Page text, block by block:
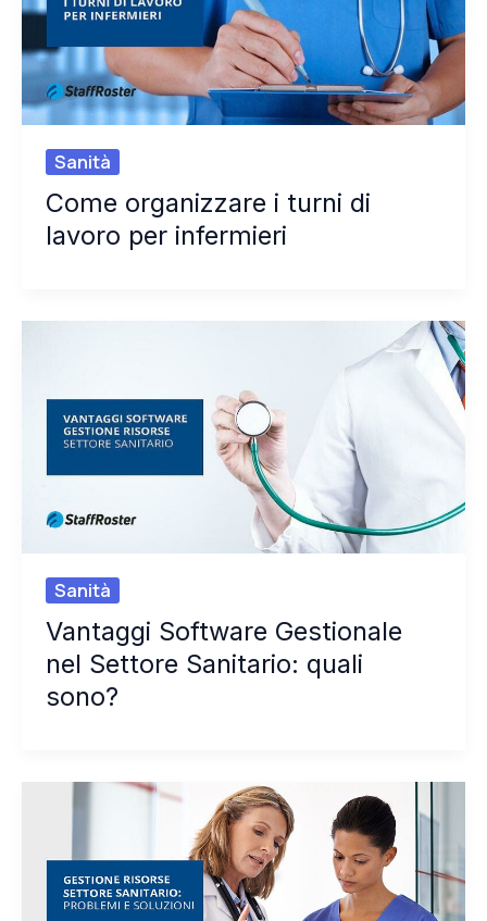
Sanità
Come organizzare i turni di
lavoro per infermieri
Sanità
Vantaggi Software Gestionale
nel Settore Sanitario: quali
sono?